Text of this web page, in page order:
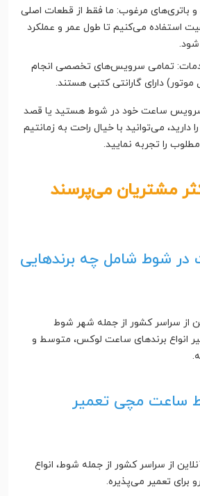
و باتری‌های مرغوب: ما فقط از قطعات اصلی
استفاده می‌کنیم تا طول عمر و عملکرد
تمامی سرویس‌های تخصصی انجام
موتور) دارای گارانتی کتبی هستند.
سرویس ساعت خود در شوط هستید یا قصد
می‌توانید با خیال راحت به زمانتیم
را تجربه نمایید.
مشتریان می‌پرسند
در شوط شامل چه برندهایی
از سراسر کشور از جمله شهر شوط
انواع برندهای ساعت لوکس، متوسط و
ساعت مچی تعمیر
از سراسر کشور از جمله شوط، انواع
تعمیر می‌پذیره.